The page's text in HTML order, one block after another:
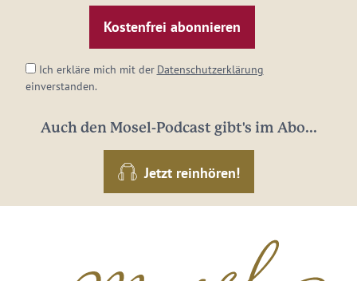
Mail-
Adresse:
Ich erkläre mich mit der Datenschutzerklärung
einverstanden.
Auch den Mosel-Podcast gibt's im Abo...
Jetzt reinhören!